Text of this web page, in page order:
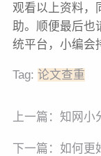
观看以上资料，
助。顺便最后也
统平台，小编会
Tag: 论文查重
上一篇： 知网小
下一篇： 如何更